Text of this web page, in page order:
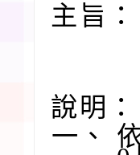
主旨：
說明：
一、